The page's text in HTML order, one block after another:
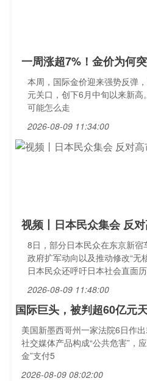
一周涨超7%！金价为何
本周，国际金价迎来强势反弹
元关口，创下6月中旬以来新
可能怎么走
2026-08-09 11:34:00
视频丨日本民众集会 反
8日，部分日本民众在东京新
政府扩军动向以及推动修改“无
日本民众还呼吁日本社会直面
2026-08-09 11:48:00
国际巨头，被判超60亿元
美国新墨西哥州一家法院6日作
社交媒体产品构成“公共危害”，
金”支付5
2026-08-09 08:02:00